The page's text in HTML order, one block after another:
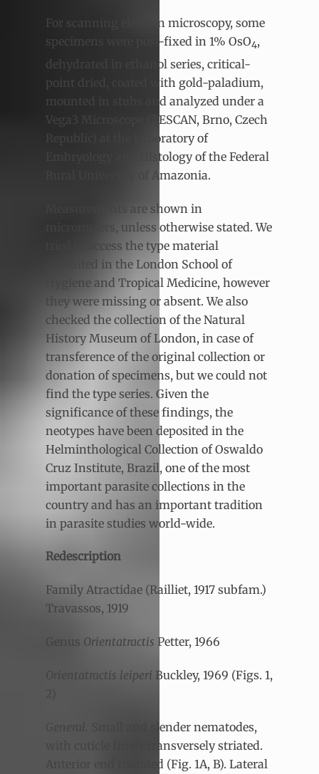
For scanning electron microscopy, some
specimens were post-fixed in 1% OsO4,
dehydrated in ethanol series, critical-
point dried, coated with gold-paladium,
mounted in stubs and analyzed under a
Vega3 Microscope (TESCAN, Brno, Czech
Republic) at the Laboratory of
Embryology and Histology of the Federal
Rural University of Amazonia.
Measurements are shown in
micrometers, unless otherwise stated. We
tried to access the type material
deposited in the London School of
Hygiene and Tropical Medicine, however
they were missing or absent. We also
checked the collection of the Natural
History Museum of London, in case of
transference of the original collection or
donation of specimens, but we could not
find the type series. Given the
significance of these findings, the
neotypes have been deposited in the
Helminthological Collection of Oswaldo
Cruz Institute, Brazil, one of the most
important parasite collections in the
country and has an important tradition
in parasite studies world-wide.
Redescription
Family Atractidae (Railliet, 1917 subfam.)
Travassos, 1919
Genus Orientatractis Petter, 1966
Orientatractis leiperi Buckley, 1969 (Figs. 1,
Small and slender nematodes,
with cuticle finely transversely striated.
Anterior end rounded (Fig. 1A, B). Lateral